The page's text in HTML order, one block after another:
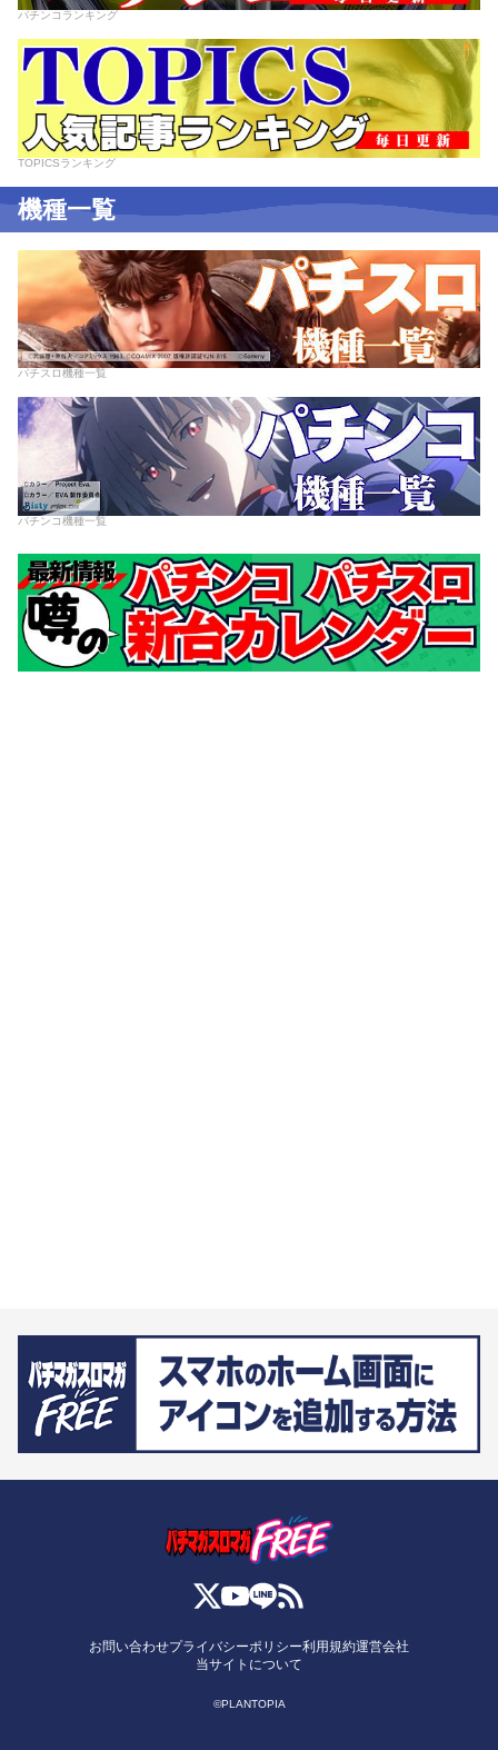
パチンコランキング
TOPICSランキング
機種一覧
パチスロ機種一覧
パチンコ機種一覧
お問い合わせプライバシーポリシー利用規約運営会社
当サイトについて
©PLANTOPIA